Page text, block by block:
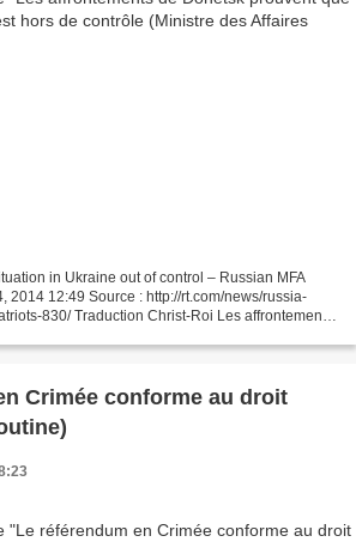
in Ukraine out of control – Russian MFA
2014 12:49 Source : http://rt.com/news/russia-
830/ Traduction Christ-Roi Les affrontements
Crimée conforme au droit